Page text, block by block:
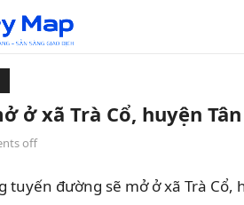
ở xã Trà Cổ, huyện
off
tuyến đường sẽ mở ở xã Trà